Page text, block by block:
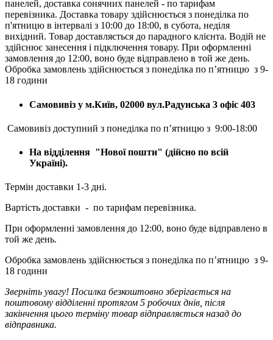
панелей, доставка сонячних панелей - по тарифам
перевізника. Доставка товару здійснюється з понеділка по
п'ятницю в інтервалі з 10:00 до 18:00, в субота, неділя
вихідний. Товар доставляється до парадного клієнта. Водій не
здійснює занесення і підключення товару. При оформленні
замовлення до 12:00, воно буде відправлено в той же день.
Обробка замовлень здійснюється з понеділка по п’ятницю з 9-
18 години
Самовивіз у м.Київ, 02000 вул.Радунська 3 офіс 403
Самовивіз доступний з понеділка по п’ятницю з 9:00-18:00
На відділення "Нової пошти" (дійсно по всій
Україні).
Термін доставки 1-3 дні.
Вартість доставки - по тарифам перевізника.
При оформленні замовлення до 12:00, воно буде відправлено в
той же день.
Обробка замовлень здійснюється з понеділка по п’ятницю з 9-
18 години
Зверніть увагу! Посилка безкоштовно зберігається на
поштовому відділенні протягом 5 робочих днів, після
закінчення цього терміну товар відправляється назад до
відправника.